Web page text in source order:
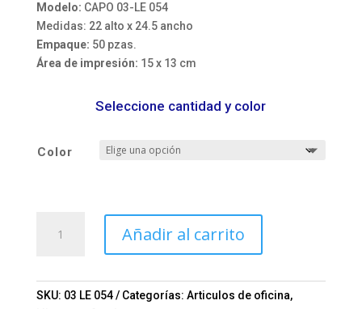
Modelo: CAPO 03-LE 054
Medidas: 22 alto x 24.5 ancho
Empaque: 50 pzas.
Área de impresión: 15 x 13 cm
Seleccione cantidad y color
Color
CAPO
LE
Añadir al carrito
SKU: 03 LE 054 Categorías: Articulos de oficina,